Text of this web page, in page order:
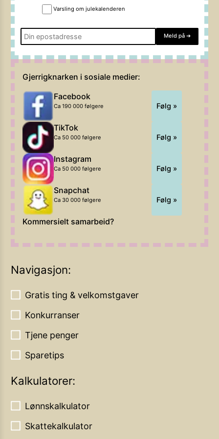
Varsling om julekalenderen
Meld på ➔
Gjerrigknarken i sosiale medier:
Facebook
Ca 190 000 følgere Følg »
TikTok
Ca 50 000 følgere Følg »
Instagram
Ca 50 000 følgere Følg »
Snapchat
Ca 30 000 følgere Følg »
Kommersielt samarbeid?
Navigasjon:
Gratis ting & velkomstgaver
Konkurranser
Tjene penger
Sparetips
Kalkulatorer:
Lønnskalkulator
Skattekalkulator